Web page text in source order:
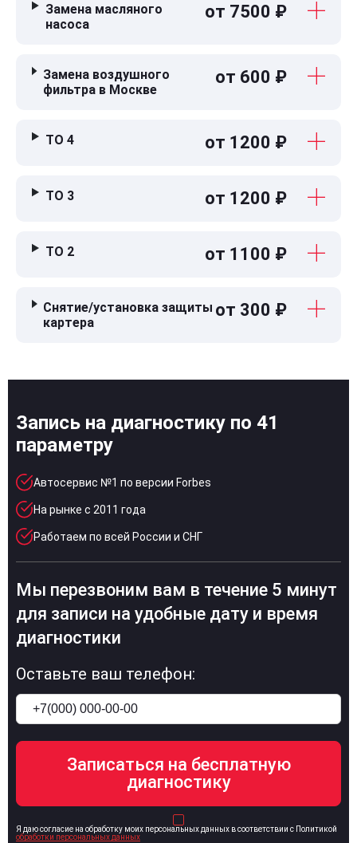
Замена масляного
насоса
от 7500 ₽
Замена воздушного
фильтра в Москве
от 600 ₽
ТО 4 от 1200 ₽
ТО 3 от 1200 ₽
ТО 2 от 1100 ₽
Снятие/установка защиты
картера
от 300 ₽
Запись на диагностику по 41
параметру
Автосервис №1 по версии Forbes
На рынке с 2011 года
Работаем по всей России и СНГ
Мы перезвоним вам в течение 5 минут
для записи на удобные дату и время
диагностики
Оставьте ваш телефон:
Я даю согласие на обработку моих персональных данных в соответствии с Политикой
обработки персональных данных